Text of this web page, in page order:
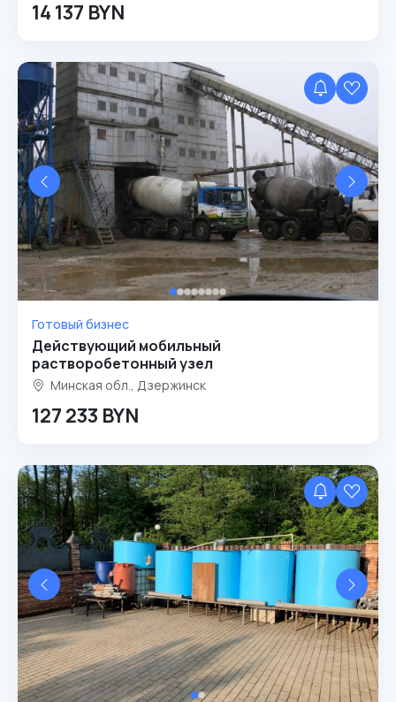
14 137 BYN
Готовый бизнес
Действующий мобильный
растворобетонный узел
Минская обл., Дзержинск
127 233 BYN